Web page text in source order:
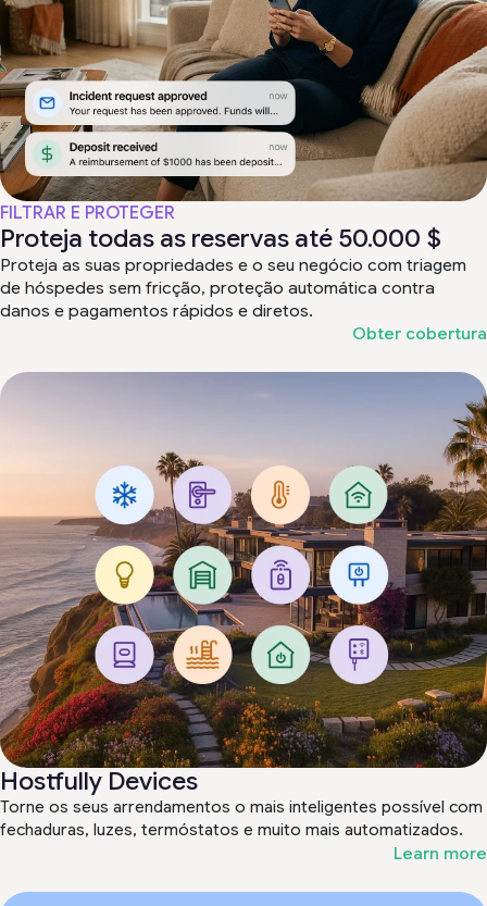
Painel De Controlo
FILTRAR E PROTEGER
Proteja todas as reservas até 50.000 $
Proteja as suas propriedades e o seu negócio com triagem
de hóspedes sem fricção, proteção automática contra
danos e pagamentos rápidos e diretos.
Obter cobertura
Hostfully Devices
Torne os seus arrendamentos o mais inteligentes possível com
fechaduras, luzes, termóstatos e muito mais automatizados.
Learn more